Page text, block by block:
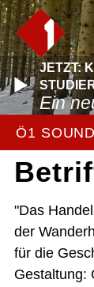
JETZT:
Ein
Ö1 SOUND
"Das
der
für die
Gestaltung: